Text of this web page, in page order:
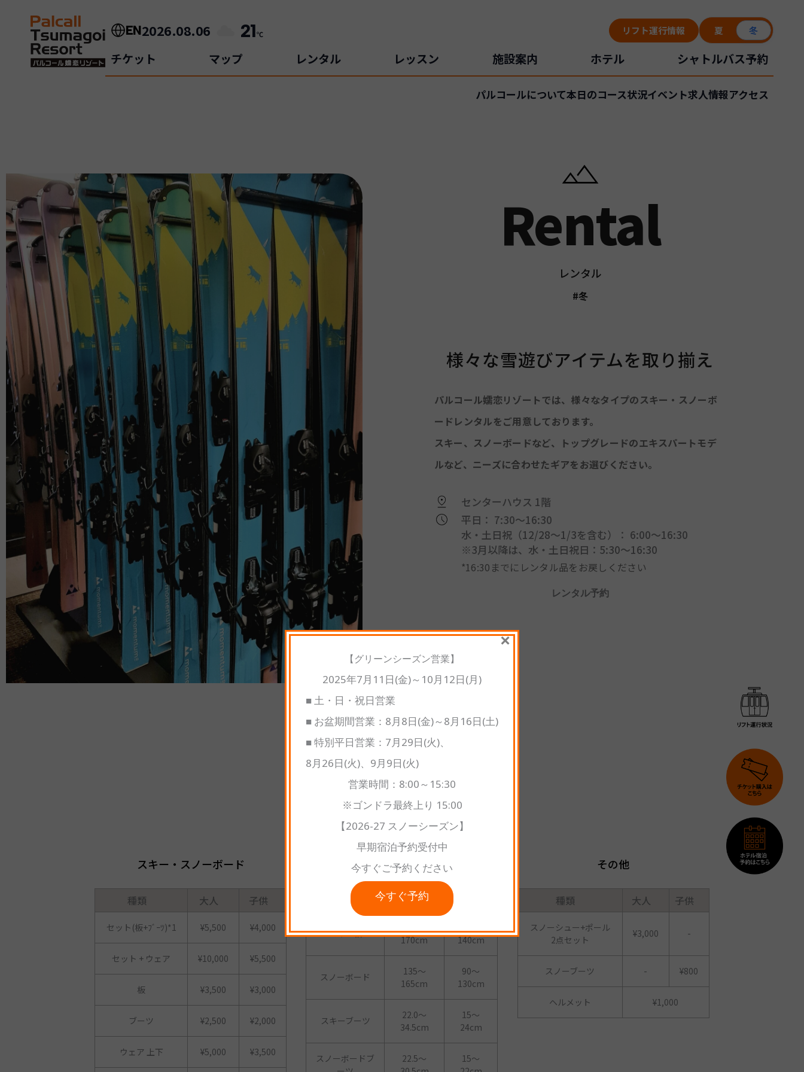
EN2026.08.06 21℃ リフト運行情報 夏 冬
チケット マップ レンタル レッスン 施設案内 ホテル シャトルバス予約
パルコールについて本日のコース状況イベント求人情報アクセス
Rental
レンタル
#冬
様々な雪遊びアイテムを取り揃え
パルコール嬬恋リゾートでは、様々なタイプのスキー・スノーボ
ードレンタルをご用意しております。
スキー、スノーボードなど、トップグレードのエキスパートモデ
ルなど、ニーズに合わせたギアをお選びください。
センターハウス 1階
平日： 7:30〜16:30
水・土日祝（12/28～1/3を含む）： 6:00〜16:30
※3月以降は、水・土日祝日：5:30～16:30
*16:30までにレンタル品をお戻しください
レンタル予約
レンタル料金
スキー・スノーボード
種類 大人 子供
セット(板+ﾌﾞｰﾂ)*1 ¥5,500 ¥4,000
セット + ウェア ¥10,000 ¥5,500
板 ¥3,500 ¥3,000
ブーツ ¥2,500 ¥2,000
ウェア 上下 ¥5,000 ¥3,500
取扱サイズ
大人
スキー板
170cm
140cm
スノーボード
135～
165cm
90～
130cm
スキーブーツ
22.0～
34.5cm
15～
24cm
スノーボードブ
22.5～
15～
その他
種類 大人 子供
スノーシュー+ポール
2点セット
¥3,000 -
スノーブーツ - ¥800
ヘルメット ¥1,000
【グリーンシーズン営業】
2025年7月11日(金)～10月12日(月)
■ 土・日・祝日営業
■ お盆期間営業：8月8日(金)～8月16日(土)
■ 特別平日営業：7月29日(火)、
8月26日(火)、9月9日(火)
営業時間：8:00～15:30
※ゴンドラ最終上り 15:00
【2026-27 スノーシーズン】
早期宿泊予約受付中
今すぐご予約ください
今すぐ予約
×